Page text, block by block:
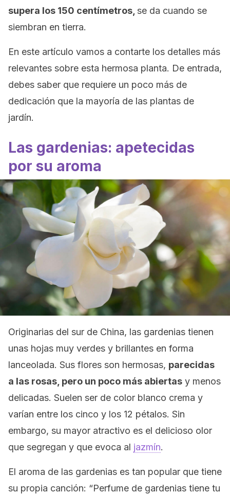
supera los 150 centímetros, se da cuando se
siembran en tierra.
En este artículo vamos a contarte los detalles más
relevantes sobre esta hermosa planta. De entrada,
debes saber que requiere un poco más de
dedicación que la mayoría de las plantas de
jardín.
Las gardenias: apetecidas
por su aroma
Originarias del sur de China, las gardenias tienen
unas hojas muy verdes y brillantes en forma
lanceolada. Sus flores son hermosas, parecidas
a las rosas, pero un poco más abiertas y menos
delicadas. Suelen ser de color blanco crema y
varían entre los cinco y los 12 pétalos. Sin
embargo, su mayor atractivo es el delicioso olor
que segregan y que evoca al jazmín.
El aroma de las gardenias es tan popular que tiene
su propia canción: “Perfume de gardenias tiene tu